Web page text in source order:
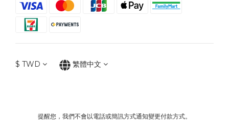
$ TWD 繁體中文
提醒您，我們不會以電話或簡訊方式通知變更付款方式。